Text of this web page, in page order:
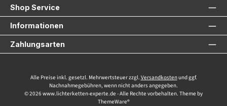
Shop Service
Informationen
Zahlungsarten
Alle Preise inkl. gesetzl. Mehrwertsteuer zzgl. Versandkostenund ggf.
Nachnahmegebühren, wenn nicht anders angegeben.
© 2026 www.lichterketten-experte.de - Alle Rechte vorbehalten. Theme by
ThemeWare®